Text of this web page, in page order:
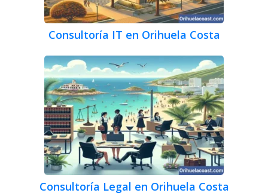
Consultoría IT en Orihuela Costa
Consultoría Legal en Orihuela Costa